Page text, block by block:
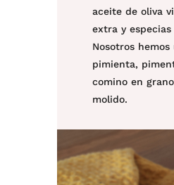
aceite de oliva
extra y especias
Nosotros hemos
pimienta,
comino en
molido. ⁠